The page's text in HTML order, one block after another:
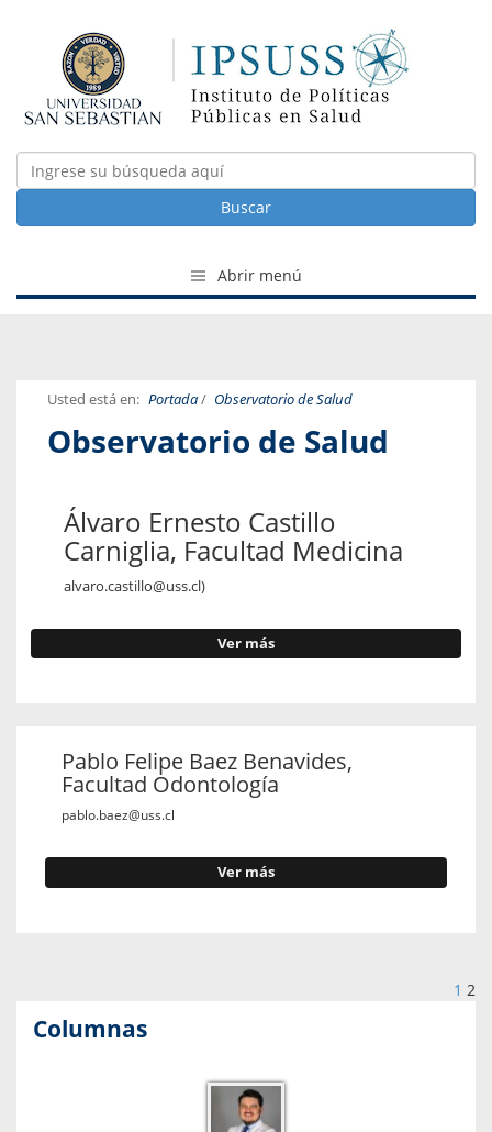
Buscar
Abrir menú
Usted está en: Portada/ Observatorio de Salud
Observatorio de Salud
Álvaro Ernesto Castillo
Carniglia, Facultad Medicina
alvaro.castillo@uss.cl)
Ver más
Pablo Felipe Baez Benavides,
Facultad Odontología
pablo.baez@uss.cl
Ver más
1 2
Columnas